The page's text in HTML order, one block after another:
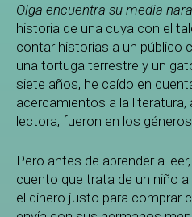
Olga encuentra su media
historia de una cuya con el
contar historias a un público
una tortuga terrestre y un
siete años, he caído en
acercamientos a la literatura,
lectora, fueron en los
Pero antes de aprender a
cuento que trata de un niño
el dinero justo para comprar